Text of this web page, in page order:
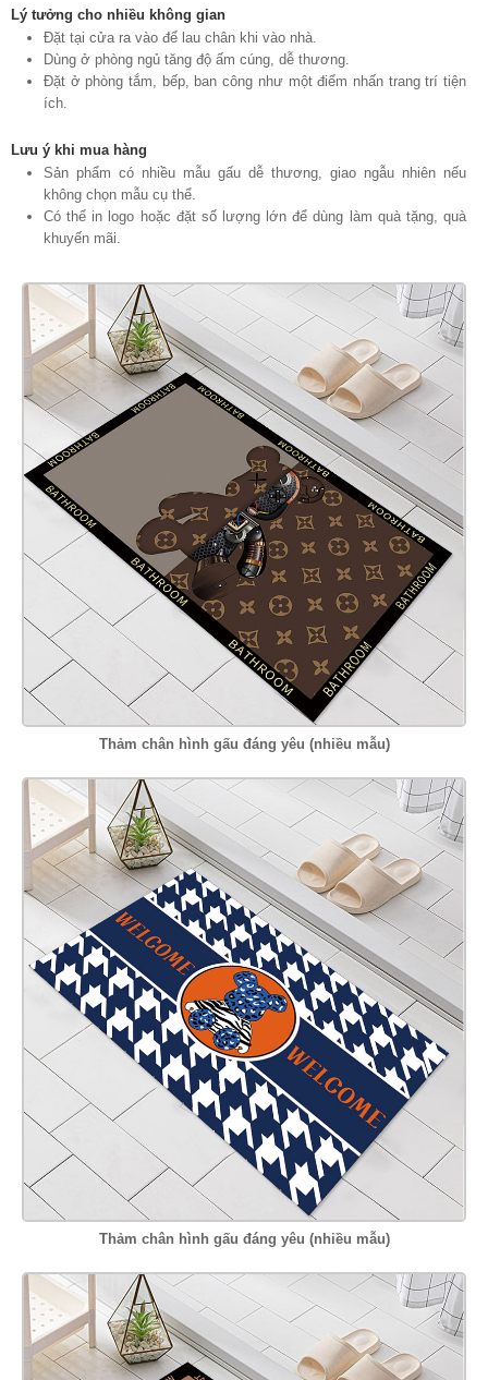
Lý tưởng cho nhiều không gian
Đặt tại cửa ra vào để lau chân khi vào nhà.
Dùng ở phòng ngủ tăng độ ấm cúng, dễ thương.
Đặt ở phòng tắm, bếp, ban công như một điểm nhấn trang trí tiện
ích.
Lưu ý khi mua hàng
Sản phẩm có nhiều mẫu gấu dễ thương, giao ngẫu nhiên nếu
không chọn mẫu cụ thể.
Có thể in logo hoặc đặt số lượng lớn để dùng làm quà tặng, quà
khuyến mãi.
Thảm chân hình gấu đáng yêu (nhiều mẫu)
Thảm chân hình gấu đáng yêu (nhiều mẫu)